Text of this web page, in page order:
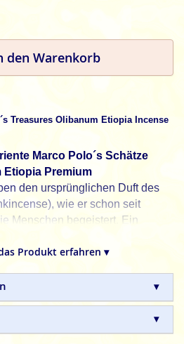
den Warenkorb
Treasures Olibanum Etiopia Incense
Marco Polo´s Schätze
Etiopia Premium
den ursprünglichen Duft des
wie er schon seit
Menschen begeistert. Ein
Räucherstäbchen und
des südlichen Äthiopien, in der
Sapiens das Licht der Welt
und sehr begehrte
bis in alle Welt gehandelt. Das
Produkt erfahren ▾